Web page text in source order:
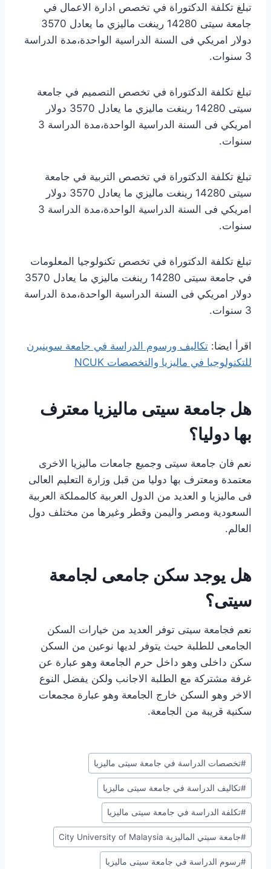
تبلغ تكلفة الدكتوراة في تخصص ادارة الاعمال في
جامعة سيتى 14280 رينغت ماليزي ما يعادل 3570
دولار امريكي فى السنة الدراسية الواحدة،مدة الدراسة
3 سنوات.
تبلغ تكلفة الدكتوراة في تخصص التصميم في جامعة
سيتى 14280 رينغت ماليزي ما يعادل 3570 دولار
امريكي فى السنة الدراسية الواحدة،مدة الدراسة 3
سنوات.
تبلغ تكلفة الدكتوراة في تخصص التربية في جامعة
سيتى 14280 رينغت ماليزي ما يعادل 3570 دولار
امريكي فى السنة الدراسية الواحدة،مدة الدراسة 3
سنوات.
تبلغ تكلفة الدكتوراة في تخصص تكنولوجيا المعلومات
في جامعة سيتى 14280 رينغت ماليزي ما يعادل 3570
دولار امريكي فى السنة الدراسية الواحدة،مدة الدراسة
3 سنوات.
اقرأ ايضا: تكاليف ورسوم الدراسة في جامعة سوينبرن
للتكنولوجيا في ماليزيا والتخصصات NCUK
هل جامعة سيتى ماليزيا معترف
بها دوليا؟
نعم فان جامعة سيتى وجميع جامعات ماليزيا الاخرى
معتمدة ومعترف بها دوليا من قبل وزارة التعليم العالى
فى ماليزيا و العديد من الدول العربية كالمملكة العربية
السعودية ومصر واليمن وقطر وغيرها من مختلف دول
العالم.
هل يوجد سكن جامعى لجامعة
سيتى؟
نعم فجامعة سيتى توفر العديد من خيارات السكن
الجامعى للطلبة حيث يتوفر لديها نوعين من السكن
سكن داخلى وهو داخل حرم الجامعة وهو عبارة عن
غرفة مشتركة مع الطلبة الاجانب ولكن يفضل النوع
الاخر وهو السكن خارج الجامعة وهو عبارة مجمعات
سكنية قريبة من الجامعة.
وسوم
المقال:
#تخصصات الدراسة في جامعة سيتى ماليزيا
#تكاليف الدراسة في جامعة سيتى ماليزيا
#تكلفة الدراسة في جامعة سيتى ماليزيا
#جامعة سيتي الماليزية City University of Malaysia
#رسوم الدراسة في جامعة سيتى ماليزيا